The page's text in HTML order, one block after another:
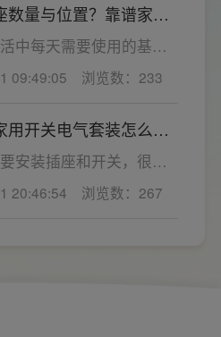
品，选择综合实力过硬
家，可以同时搞定开关
布线箱等全套产品，采
数量与位置？靠谱家用
怎么选？
中每天需要使用的基础
器的普及，需要的电源
多。装修前期除了规划
、插座的数量设置不
位置设置不合理，会给
多不便，甚至留下安全
要精心规划开关、插座
09:49:05 浏览数：233
用开关电气套装怎么
安装更安全
安装插座和开关，很多
气套装之后，并不清楚
高度以及规范的安装方
20:46:54 浏览数：267